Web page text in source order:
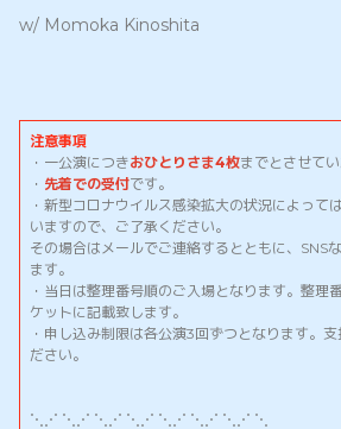
w/ Momoka Kinoshita
注意事項
・一公演につきおひとりさま4枚までとさせてい
・ 先着での受付です。
・新型コロナウイルス感染拡大の状況によって
いますので、ご了承ください。
その場合はメールでご連絡するとともに、SNS
ます。
・当日は整理番号順のご入場となります。整理
ケットに記載致します。
・申し込み制限は各公演3回ずつとなります。
ださい。
⋱⋰ ⋱⋰ ⋱⋰ ⋱⋰ ⋱⋰ ⋱⋰ ⋱⋰ ⋱